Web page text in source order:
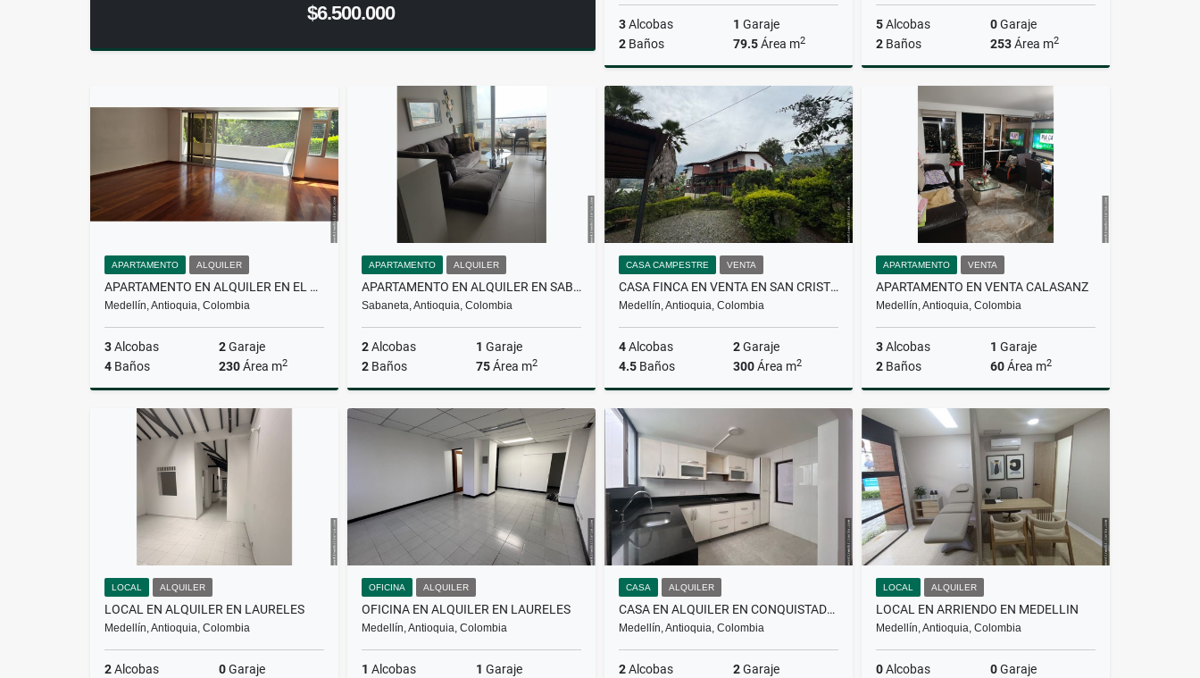
$6.500.000 3Alcobas 1 Garaje
2 Baños 79.5Área m2
Alquiler
$5.820.000
5Alcobas 0Garaje
2 Baños 253Área m2
$1.200.000.000
APARTAMENTO ALQUILER
APARTAMENTO EN ALQUILER EN EL POBLADO
Medellín, Antioquia, Colombia
3Alcobas 2Garaje
4 Baños 230Área m2
$17.000.000
APARTAMENTO ALQUILER
APARTAMENTO EN ALQUILER EN SABANETA
Sabaneta, Antioquia, Colombia
2Alcobas 1 Garaje
2 Baños 75Área m2
Alquiler
$3.500.000
CASA CAMPESTRE VENTA
CASA FINCA EN VENTA EN SAN CRISTÓBAL
Medellín, Antioquia, Colombia
4Alcobas 2Garaje
4.5 Baños 300Área m2
$850.000.000
APARTAMENTO VENTA
APARTAMENTO EN VENTA CALASANZ
Medellín, Antioquia, Colombia
3Alcobas 1 Garaje
2 Baños 60Área m2
Venta
$400.000.000
LOCAL ALQUILER
LOCAL EN ALQUILER EN LAURELES
Medellín, Antioquia, Colombia
2Alcobas 0Garaje
OFICINA ALQUILER
OFICINA EN ALQUILER EN LAURELES
Medellín, Antioquia, Colombia
1 Alcobas 1 Garaje
CASA ALQUILER
CASA EN ALQUILER EN CONQUISTADORES
Medellín, Antioquia, Colombia
2Alcobas 2Garaje
LOCAL ALQUILER
LOCAL EN ARRIENDO EN MEDELLIN
Medellín, Antioquia, Colombia
0Alcobas 0Garaje